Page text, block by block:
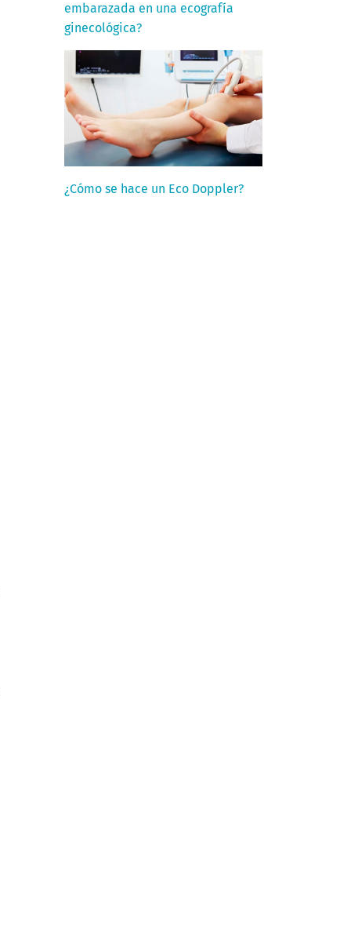
embarazada en una ecografía
ginecológica?
¿Cómo se hace un Eco Doppler?